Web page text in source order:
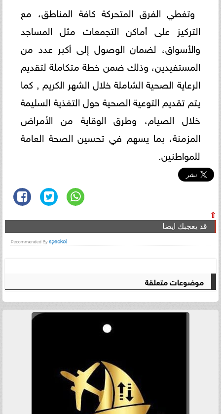
وتغطي الفرق المتحركة كافة المناطق، مع
التركيز على أماكن التجمعات مثل المساجد
والأسواق، لضمان الوصول إلى أكبر عدد من
المستفيدين، وذلك ضمن خطة متكاملة لتقديم
الرعاية الصحية الشاملة خلال الشهر الكريم , كما
يتم تقديم التوعية الصحية حول التغذية السليمة
خلال الصيام، وطرق الوقاية من الأمراض
المزمنة، بما يسهم في تحسين الصحة العامة
للمواطنين.
⇧
قد يعجبك ايضا
موضوعات متعلقة